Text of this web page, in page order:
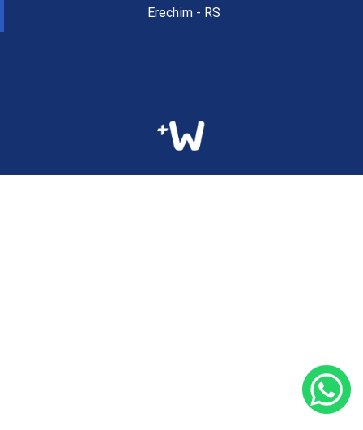
Erechim - RS